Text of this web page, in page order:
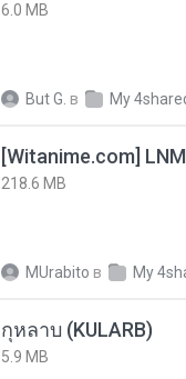
6.0 MB
But G. в My
[Witanime.com]
218.6 MB
MUrabito в My
กุหลาบ (KULARB)
5.9 MB